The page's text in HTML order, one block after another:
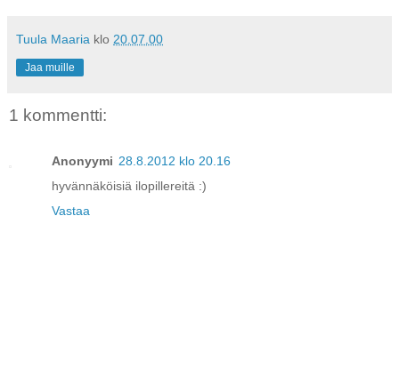
Tuula Maaria klo 20.07.00
Jaa muille
1 kommentti:
Anonyymi 28.8.2012 klo 20.16
hyvännäköisiä ilopillereitä :)
Vastaa